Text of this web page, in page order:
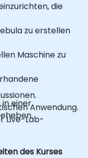
die
zu erstellen
Maschine zu
einerAnwendung.
Live-Lab-
des Kurses